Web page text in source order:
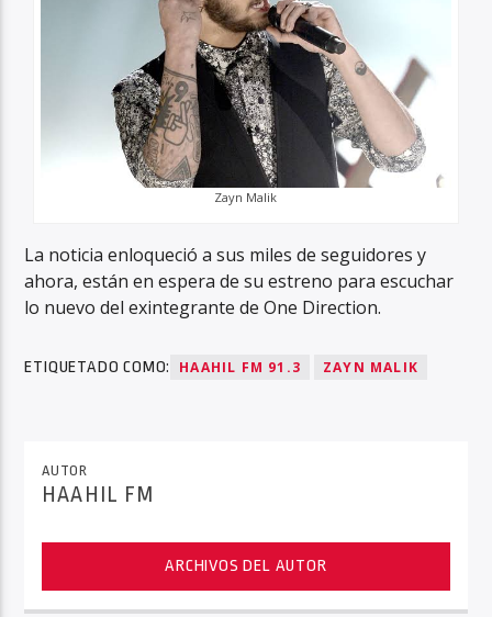
Zayn Malik
La noticia enloqueció a sus miles de seguidores y
ahora, están en espera de su estreno para escuchar
lo nuevo del exintegrante de One Direction.
ETIQUETADO COMO: HAAHIL FM 91.3 ZAYN MALIK
AUTOR
HAAHIL FM
ARCHIVOS DEL AUTOR